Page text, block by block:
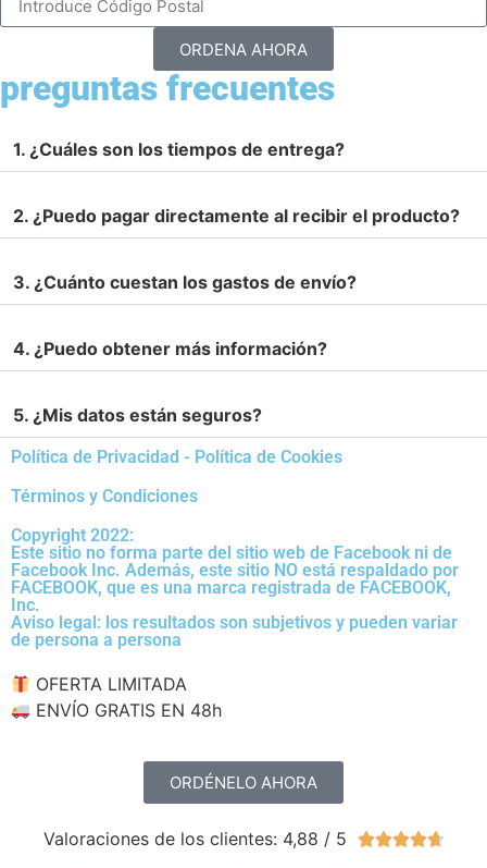
ORDENA AHORA
preguntas frecuentes
1. ¿Cuáles son los tiempos de entrega?
2. ¿Puedo pagar directamente al recibir el producto?
3. ¿Cuánto cuestan los gastos de envío?
4. ¿Puedo obtener más información?
5. ¿Mis datos están seguros?
Política de Privacidad - Política de Cookies
Términos y Condiciones
Copyright 2022:
Este sitio no forma parte del sitio web de Facebook ni de
Facebook Inc. Además, este sitio NO está respaldado por
FACEBOOK, que es una marca registrada de FACEBOOK,
Inc.
Aviso legal: los resultados son subjetivos y pueden variar
de persona a persona
OFERTA LIMITADA
ENVÍO GRATIS EN 48h
ORDÉNELO AHORA
Valoraciones de los clientes: 4,88 / 5 